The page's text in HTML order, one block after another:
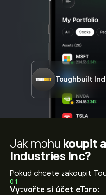
Toughbuilt
Jak mohu koupit
Industries Inc?
Pokud chcete zakoupit
01
Vytvořte si účet eToro: